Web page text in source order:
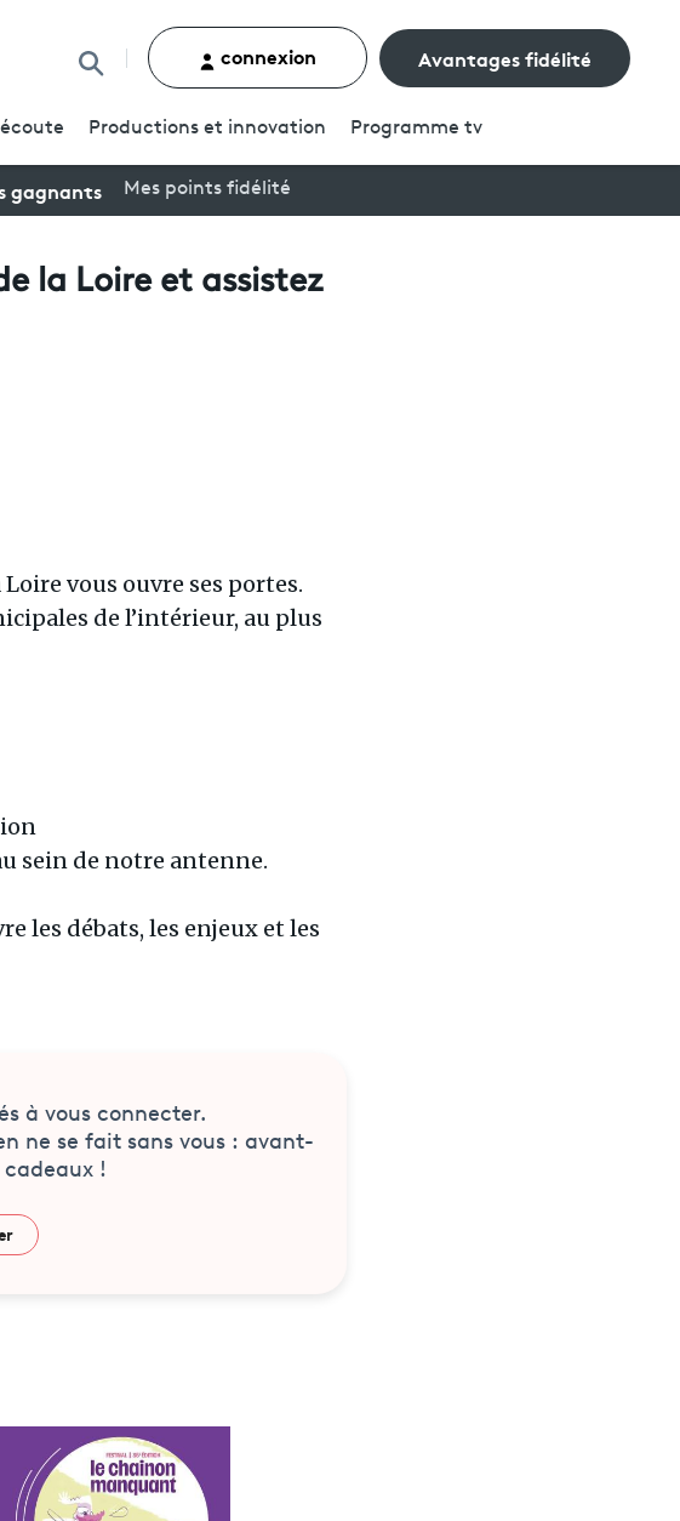
Rechercher un contenu
connexion Avantages fidélité
Productions et innovation Programme tv
gagnants Mes points fidélité
la Loire et assistez
vous ouvre ses portes.
de l’intérieur, au plus
sein de notre antenne.
les débats, les enjeux et les
à vous connecter.
ne se fait sans vous : avant-
!